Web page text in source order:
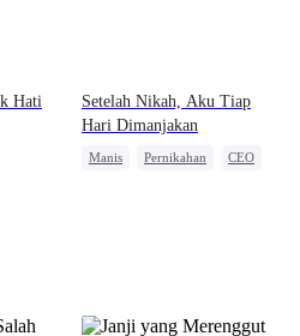
Hati
Setelah Nikah, Aku Tiap
Hari Dimanjakan
Manis Pernikahan
CEO